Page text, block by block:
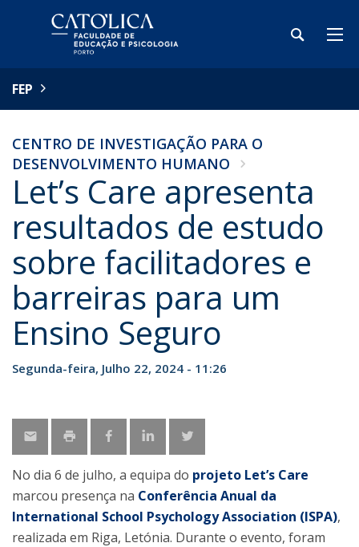
FEP
CENTRO DE INVESTIGAÇÃO PARA O
DESENVOLVIMENTO HUMANO
Let’s Care apresenta
resultados de estudo
sobre facilitadores e
barreiras para um
Ensino Seguro
Segunda-feira, Julho 22, 2024 - 11:26
No dia 6 de julho, a equipa do projeto Let’s Care
marcou presença na Conferência Anual da
International School Psychology Association (ISPA),
realizada em Riga, Letónia. Durante o evento, foram